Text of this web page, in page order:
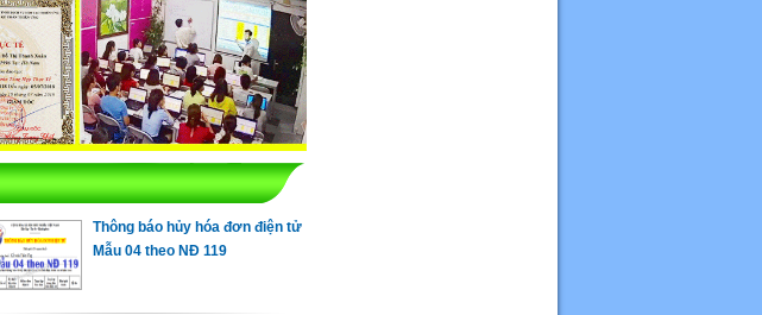
Thông báo hủy hóa đơn điện tử
Mẫu 04 theo NĐ 119